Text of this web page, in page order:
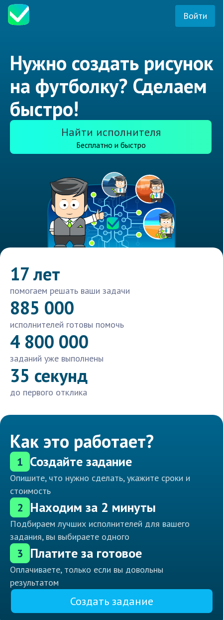
Войти
Нужно создать рисунок
на футболку? Сделаем
быстро!
Найти исполнителя
Бесплатно и быстро
17 лет
помогаем решать ваши задачи
885 000
исполнителей готовы помочь
4 800 000
заданий уже выполнены
35 секунд
до первого отклика
Как это работает?
1 Создайте задание
Опишите, что нужно сделать, укажите сроки и
стоимость
2 Находим за 2 минуты
Подбираем лучших исполнителей для вашего
задания, вы выбираете одного
3 Платите за готовое
Оплачиваете, только если вы довольны
результатом
Создать задание